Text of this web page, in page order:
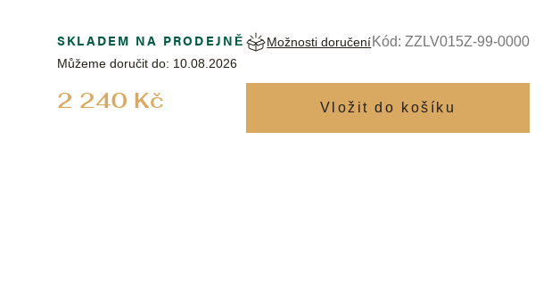
2 240 Kč
SKLADEM NA PRODEJNĚ
Můžeme doručit do: 10.08.2026
Možnosti doručeníKód: ZZLV015Z-99-0000